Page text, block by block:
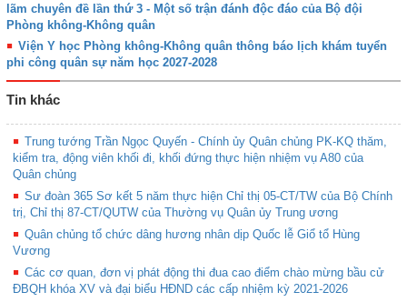
lãm chuyên đề lần thứ 3 - Một số trận đánh độc đáo của Bộ đội
Phòng không-Không quân
Viện Y học Phòng không-Không quân thông báo lịch khám tuyển
phi công quân sự năm học 2027-2028
Tin khác
Trung tướng Trần Ngọc Quyến - Chính ủy Quân chủng PK-KQ thăm,
kiểm tra, động viên khối đi, khối đứng thực hiện nhiệm vụ A80 của
Quân chủng
Sư đoàn 365 Sơ kết 5 năm thực hiện Chỉ thị 05-CT/TW của Bộ Chính
trị, Chỉ thị 87-CT/QUTW của Thường vụ Quân ủy Trung ương
Quân chủng tổ chức dâng hương nhân dịp Quốc lễ Giổ tổ Hùng
Vương
Các cơ quan, đơn vị phát động thi đua cao điểm chào mừng bầu cử
ĐBQH khóa XV và đại biểu HĐND các cấp nhiệm kỳ 2021-2026